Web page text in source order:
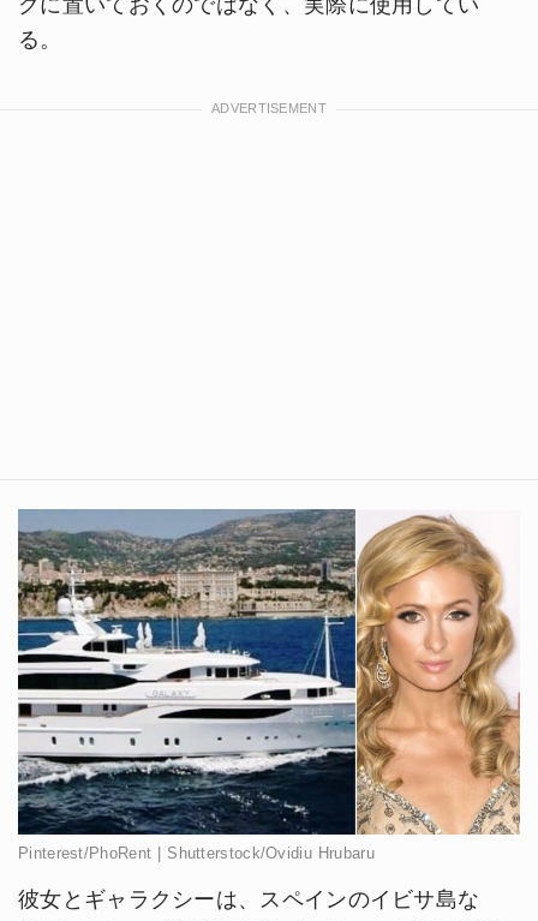
る。
Pinterest/PhoRent | Shutterstock/Ovidiu Hrubaru
彼女とギャラクシーは、スペインのイビサ島な